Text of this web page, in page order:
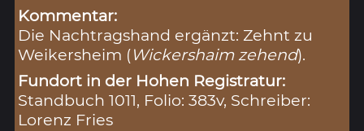
Kommentar:
Die Nachtragshand ergänzt: Zehnt zu
Weikersheim (Wickershaim zehend).
Fundort in der Hohen Registratur:
Standbuch 1011, Folio: 383v, Schreiber:
Lorenz Fries